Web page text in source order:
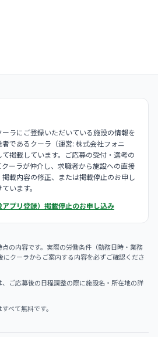
ラにご登録いただいている施設の情報を
であるクーラ（運営: 株式会社フォニ
掲載しています。ご応募の受付・選考の
ーラが仲介し、求職者から施設への直接
載内容の修正、または掲載停止のお申し
います。
プリ登録） 掲載停止のお申し込み
の内容です。実際の労働条件（勤務日時・業務
にクーラからご案内する内容を必ずご確認くださ
ご応募後の日程調整の際に施設名・所在地の詳
べて無料です。